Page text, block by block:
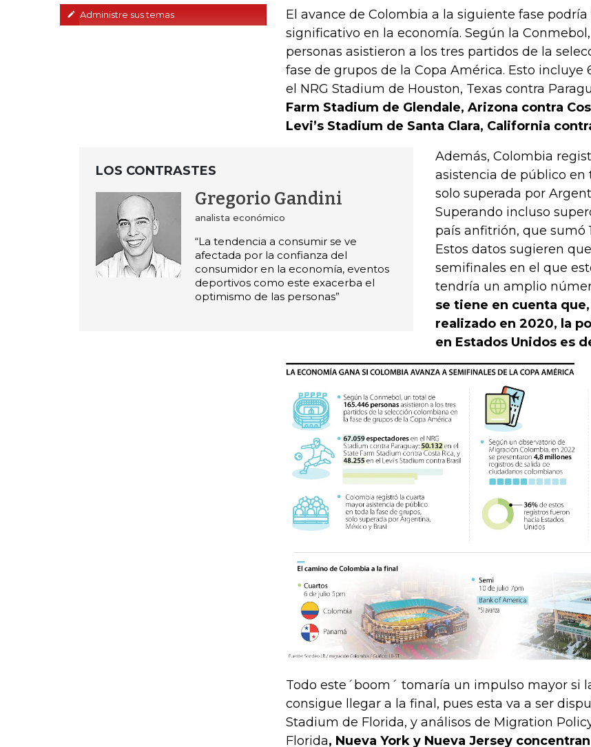
Administre sus temas
El avance de Colombia a la siguiente fase
significativo en la economía. Según la
personas asistieron a los tres partidos de la
fase de grupos de la Copa América. Esto incluye
el NRG Stadium de Houston, Texas contra
Farm Stadium de Glendale, Arizona contra
Levi’s Stadium de Santa Clara, California
LOS CONTRASTES
Gregorio Gandini
analista económico
“La tendencia a consumir se ve
afectada por la confianza del
consumidor en la economía, eventos
deportivos como este exacerba el
optimismo de las personas”
Además, Colombia
asistencia de público en
solo superada por
Superando incluso
país anfitrión, que sumó
Estos datos sugieren
semifinales en el que
tendría un amplio
se tiene en cuenta
realizado en 2020, la
en Estados Unidos es
Todo este´boom´ tomaría un impulso mayor si
consigue llegar a la final, pues esta va a ser
Stadium de Florida, y análisos de Migration
Florida, Nueva York y Nueva Jersey